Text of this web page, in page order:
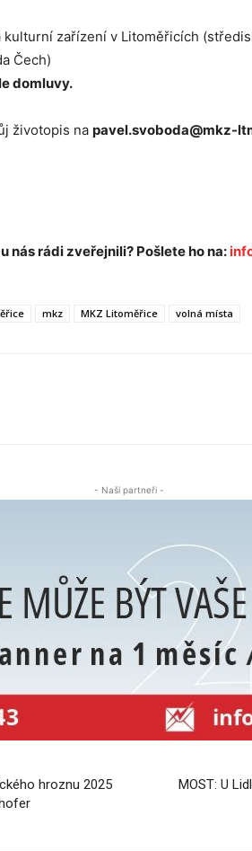
zařízení v Litoměřicích
Čech)
domluvy.
životopis na pavel.svoboda@mkz-
nás rádi zveřejnili? Pošlete ho na:
mkz MKZ Litoměřice volná místa
- Naši partneři -
hroznu 2025
MOST: U